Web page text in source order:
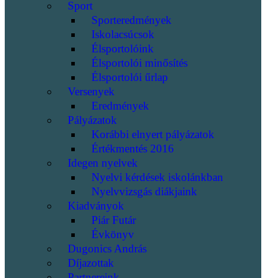
Sport
Sporteredmények
Iskolacsúcsok
Élsportolóink
Élsportolói minősítés
Élsportolói űrlap
Versenyek
Eredmények
Pályázatok
Korábbi elnyert pályázatok
Értékmentés 2016
Idegen nyelvek
Nyelvi kérdések iskolánkban
Nyelvvizsgás diákjaink
Kiadványok
Piár Futár
Évkönyv
Dugonics András
Díjazottak